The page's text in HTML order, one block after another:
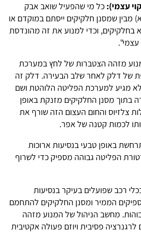
עצמי): כל מי שהפעיל שואב אבק
מבין שמסנן חלקיקים ייסתם במוקדם או
בחלקיקים, וכדי למנוע את זה מהונדסת
מזהה הצטברות של לחץ במערכת
של דלק לאחר שלב הבעירה. דלק זה
מגיע למערכת הפליטה הלוהטת ושם
בתוך מסנן החלקיקים מזנקת באופן
אל כ-600 מעלות צלזיוס והחום העצום הזה שורף את
לכמות קטנה של אפר.
באופן טבעי בנסיעות ארוכות
הפליטה גבוהה מספיק כדי לשרוף
רכב שפועלים בעיקר בנסיעות
הממיר ומסנן החלקיקים להתחמם
מחשב הניהול של המנוע מזהה
פסיבית ויוזם פעולה אקטיבית